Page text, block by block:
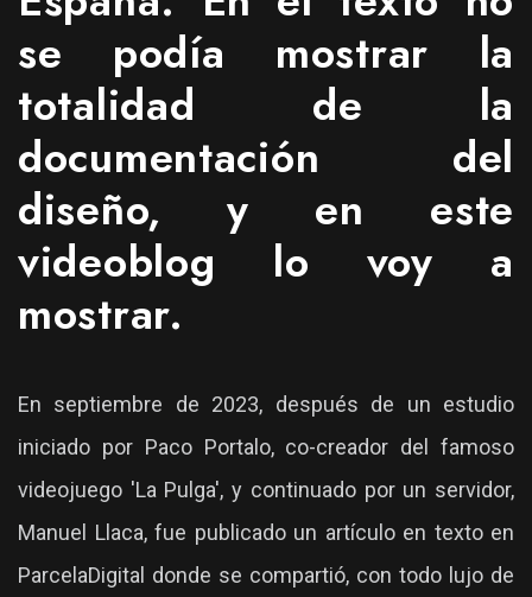
se podía mostrar la
totalidad de la
documentación del
diseño, y en este
videoblog lo voy a
mostrar.
En septiembre de 2023, después de un estudio
iniciado por Paco Portalo, co-creador del famoso
videojuego 'La Pulga', y continuado por un servidor,
Manuel Llaca, fue publicado un artículo en texto en
ParcelaDigital donde se compartió, con todo lujo de